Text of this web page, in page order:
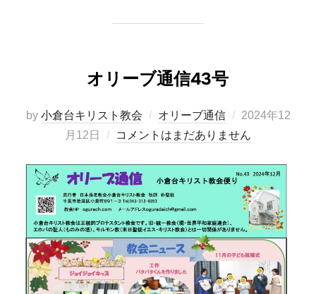
オリーブ通信43号
by 小倉台キリスト教会 オリーブ通信
投
稿
2024年12
月12日
コメントはまだありません